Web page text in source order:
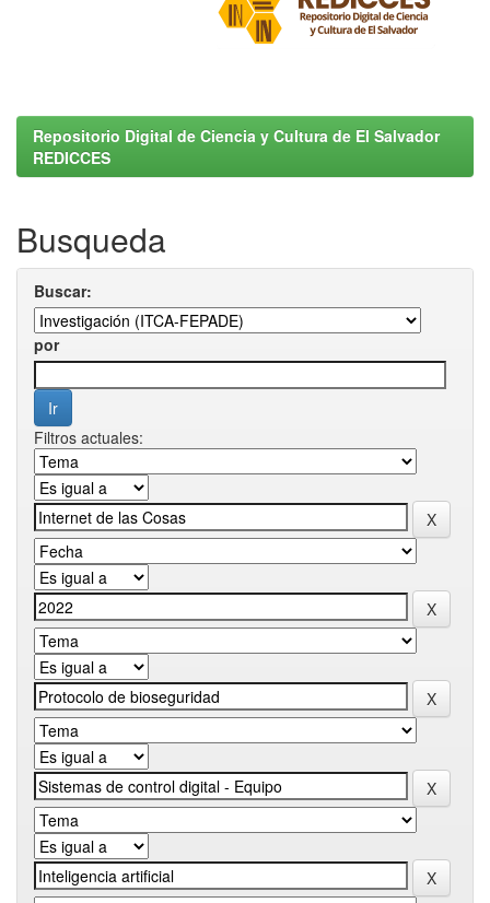
Repositorio Digital de Ciencia y Cultura de El Salvador
REDICCES
Busqueda
Buscar:
por
Filtros actuales: